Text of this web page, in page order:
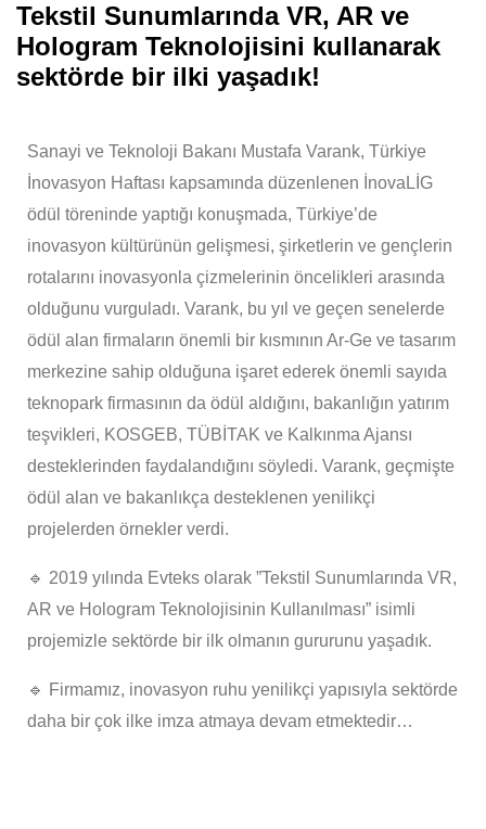
Tekstil Sunumlarında VR, AR ve
Hologram Teknolojisini kullanarak
sektörde bir ilki yaşadık!
Sanayi ve Teknoloji Bakanı Mustafa Varank, Türkiye
İnovasyon Haftası kapsamında düzenlenen İnovaLİG
ödül töreninde yaptığı konuşmada, Türkiye’de
inovasyon kültürünün gelişmesi, şirketlerin ve gençlerin
rotalarını inovasyonla çizmelerinin öncelikleri arasında
olduğunu vurguladı. Varank, bu yıl ve geçen senelerde
ödül alan firmaların önemli bir kısmının Ar-Ge ve tasarım
merkezine sahip olduğuna işaret ederek önemli sayıda
teknopark firmasının da ödül aldığını, bakanlığın yatırım
teşvikleri, KOSGEB, TÜBİTAK ve Kalkınma Ajansı
desteklerinden faydalandığını söyledi. Varank, geçmişte
ödül alan ve bakanlıkça desteklenen yenilikçi
projelerden örnekler verdi.
🔹 2019 yılında Evteks olarak ”Tekstil Sunumlarında VR,
AR ve Hologram Teknolojisinin Kullanılması” isimli
projemizle sektörde bir ilk olmanın gururunu yaşadık.
🔹 Firmamız, inovasyon ruhu yenilikçi yapısıyla sektörde
daha bir çok ilke imza atmaya devam etmektedir…